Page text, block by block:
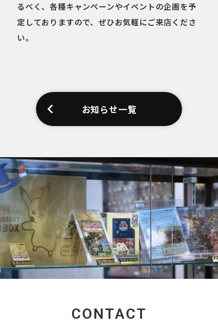
るべく、各種キャンペーンやイベントの企画を予
定しておりますので、ぜひお気軽にご来店くださ
い。
お知らせ一覧
CONTACT